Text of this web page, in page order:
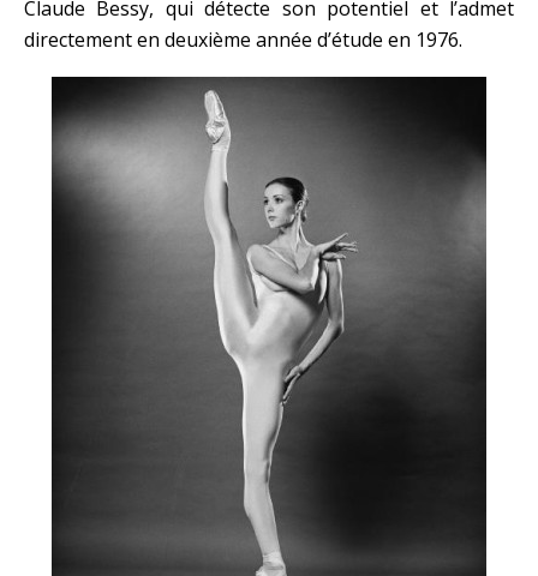
Claude Bessy, qui détecte son potentiel et l’admet
directement en deuxième année d’étude en 1976.